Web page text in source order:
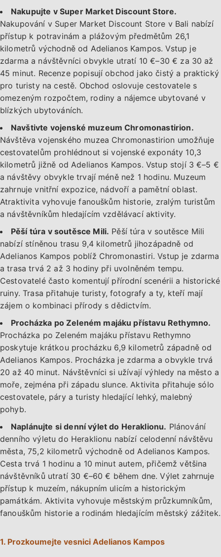
Nakupujte v Super Market Discount Store.
Nakupování v Super Market Discount Store v Bali nabízí
přístup k potravinám a plážovým předmětům 26,1
kilometrů východně od Adelianos Kampos. Vstup je
zdarma a návštěvníci obvykle utratí 10 €–30 € za 30 až
45 minut. Recenze popisují obchod jako čistý a praktický
pro turisty na cestě. Obchod oslovuje cestovatele s
omezeným rozpočtem, rodiny a nájemce ubytované v
blízkých ubytováních.
Navštivte vojenské muzeum Chromonastirion.
Návštěva vojenského muzea Chromonastirion umožňuje
cestovatelům prohlédnout si vojenské exponáty 10,3
kilometrů jižně od Adelianos Kampos. Vstup stojí 3 €–5 €
a návštěvy obvykle trvají méně než 1 hodinu. Muzeum
zahrnuje vnitřní expozice, nádvoří a pamětní oblast.
Atraktivita vyhovuje fanouškům historie, zralým turistům
a návštěvníkům hledajícím vzdělávací aktivity.
Pěší túra v soutěsce Mili. Pěší túra v soutěsce Mili
nabízí stíněnou trasu 9,4 kilometrů jihozápadně od
Adelianos Kampos poblíž Chromonastiri. Vstup je zdarma
a trasa trvá 2 až 3 hodiny při uvolněném tempu.
Cestovatelé často komentují přírodní scenérii a historické
ruiny. Trasa přitahuje turisty, fotografy a ty, kteří mají
zájem o kombinaci přírody s dědictvím.
Procházka po Zeleném majáku přístavu Rethymno.
Procházka po Zeleném majáku přístavu Rethymno
poskytuje krátkou procházku 6,9 kilometrů západně od
Adelianos Kampos. Procházka je zdarma a obvykle trvá
20 až 40 minut. Návštěvníci si užívají výhledy na město a
moře, zejména při západu slunce. Aktivita přitahuje sólo
cestovatele, páry a turisty hledající lehký, malebný
pohyb.
Naplánujte si denní výlet do Heraklionu. Plánování
denního výletu do Heraklionu nabízí celodenní návštěvu
města, 75,2 kilometrů východně od Adelianos Kampos.
Cesta trvá 1 hodinu a 10 minut autem, přičemž většina
návštěvníků utratí 30 €–60 € během dne. Výlet zahrnuje
přístup k muzeím, nákupním ulicím a historickým
památkám. Aktivita vyhovuje městským průzkumníkům,
fanouškům historie a rodinám hledajícím městský zážitek.
1. Prozkoumejte vesnici Adelianos Kampos